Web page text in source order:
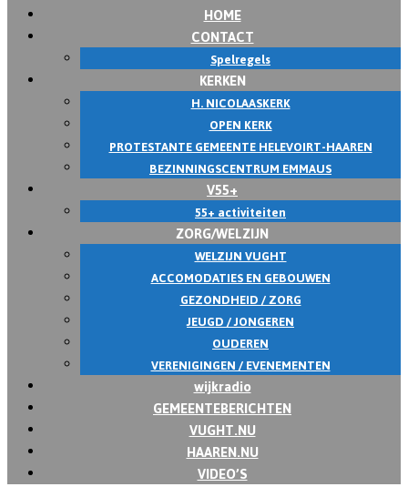
HOME
CONTACT
Spelregels
KERKEN
H. NICOLAASKERK
OPEN KERK
PROTESTANTE GEMEENTE HELEVOIRT-HAAREN
BEZINNINGSCENTRUM EMMAUS
V55+
55+ activiteiten
ZORG/WELZIJN
WELZIJN VUGHT
ACCOMODATIES EN GEBOUWEN
GEZONDHEID / ZORG
JEUGD / JONGEREN
OUDEREN
VERENIGINGEN / EVENEMENTEN
wijkradio
GEMEENTEBERICHTEN
VUGHT.NU
HAAREN.NU
VIDEO’S